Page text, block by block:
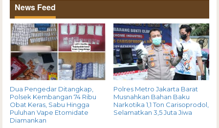
News Feed
Dua Pengedar Ditangkap,
Polsek Kembangan 74 Ribu
Obat Keras, Sabu Hingga
Puluhan Vape Etomidate
Diamankan
Polres Metro Jakarta Barat
Musnahkan Bahan Baku
Narkotika 1,1 Ton Carisoprodol,
Selamatkan 3,5 Juta Jiwa